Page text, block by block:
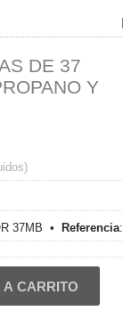
DE 37
Y
37MB • Referencia:
CARRITO